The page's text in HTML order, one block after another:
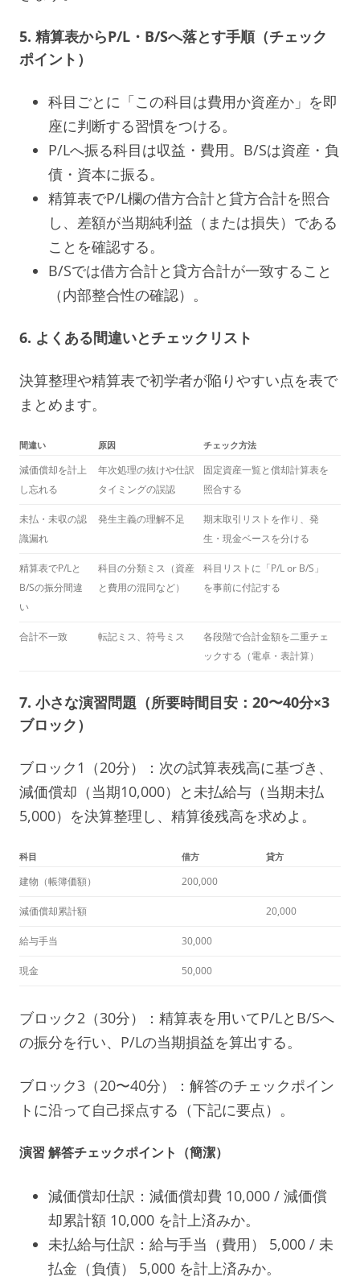
5. 精算表からP/L・B/Sへ落とす手順（チェック
ポイント）
科目ごとに「この科目は費用か資産か」を即
座に判断する習慣をつける。
P/Lへ振る科目は収益・費用。B/Sは資産・負
債・資本に振る。
精算表でP/L欄の借方合計と貸方合計を照合
し、差額が当期純利益（または損失）である
ことを確認する。
B/Sでは借方合計と貸方合計が一致すること
（内部整合性の確認）。
6. よくある間違いとチェックリスト
決算整理や精算表で初学者が陥りやすい点を表で
まとめます。
間違い 原因 チェック方法
減価償却を計上
し忘れる
年次処理の抜けや仕訳
タイミングの誤認
固定資産一覧と償却計算表を
照合する
未払・未収の認
識漏れ
発生主義の理解不足
期末取引リストを作り、発
生・現金ベースを分ける
精算表でP/Lと
B/Sの振分間違
い
科目の分類ミス（資産
と費用の混同など）
科目リストに「P/L or B/S」
を事前に付記する
合計不一致 転記ミス、符号ミス
各段階で合計金額を二重チェ
ックする（電卓・表計算）
7. 小さな演習問題（所要時間目安：20〜40分×3
ブロック）
ブロック1（20分）：次の試算表残高に基づき、
減価償却（当期10,000）と未払給与（当期未払
5,000）を決算整理し、精算後残高を求めよ。
科目 借方 貸方
建物（帳簿価額） 200,000
減価償却累計額 20,000
給与手当 30,000
現金 50,000
ブロック2（30分）：精算表を用いてP/LとB/Sへ
の振分を行い、P/Lの当期損益を算出する。
ブロック3（20〜40分）：解答のチェックポイン
トに沿って自己採点する（下記に要点）。
演習 解答チェックポイント（簡潔）
減価償却仕訳：減価償却費 10,000 / 減価償
却累計額 10,000 を計上済みか。
未払給与仕訳：給与手当（費用） 5,000 / 未
払金（負債） 5,000 を計上済みか。